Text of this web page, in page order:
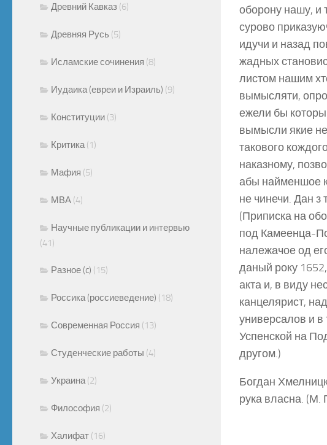
оборону нашу, и
сурово
идучи и назад
жадных
листом нашим
вымысляти,
ежели бы
вымысли якие
такового
наказному,
абы найменшое
не чинечи. Дан
(Приписка на
под Камеенца-
належачое од
даный року
акта и, в виду
канцелярист,
универсалов и
Успенской на
другом.)
Богдан
рука власна. (М.
Древний Кавказ (6)
Древняя Русь (5)
Исламские сочинения (8)
Иудаика (евреи и Израиль) (9)
Конституции (3)
Критика (1)
Мафия (5)
МВА (4)
Научные публикации и интервью
(41)
Разное (c) (15)
Россика (россиеведение) (18)
Современная Россия (13)
Студенческие работы (4)
Украина (2)
Философия (2)
Халифат (16)